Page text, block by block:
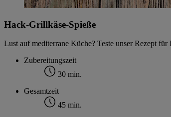
Hack-Grillkäse-Spieße
Lust auf mediterrane Küche? Teste unser Rezept
Zubereitungszeit
30 min.
Gesamtzeit
45 min.